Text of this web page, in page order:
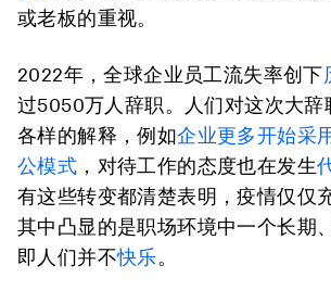
或老板的重视。
2022年，全球企业员工流失率创下
过5050万人辞职。人们对这次大辞
各样的解释，例如企业更多开始采
公模式 ，对待工作的态度也在发生
有这些转变都清楚表明，疫情仅仅
其中凸显的是职场环境中一个长期
即人们并不快乐。